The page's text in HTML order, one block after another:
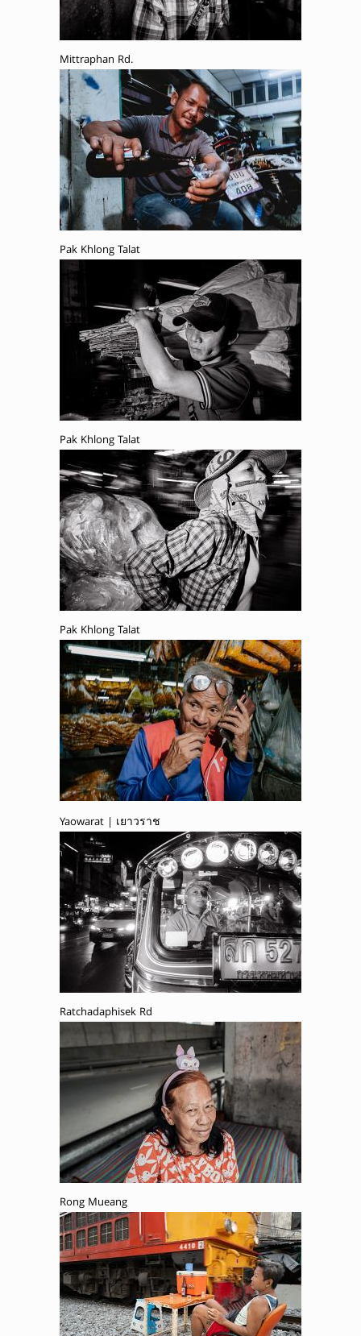
Mittraphan Rd.
Pak Khlong Talat
Pak Khlong Talat
Pak Khlong Talat
Yaowarat | เยาวราช
Ratchadaphisek Rd
Rong Mueang